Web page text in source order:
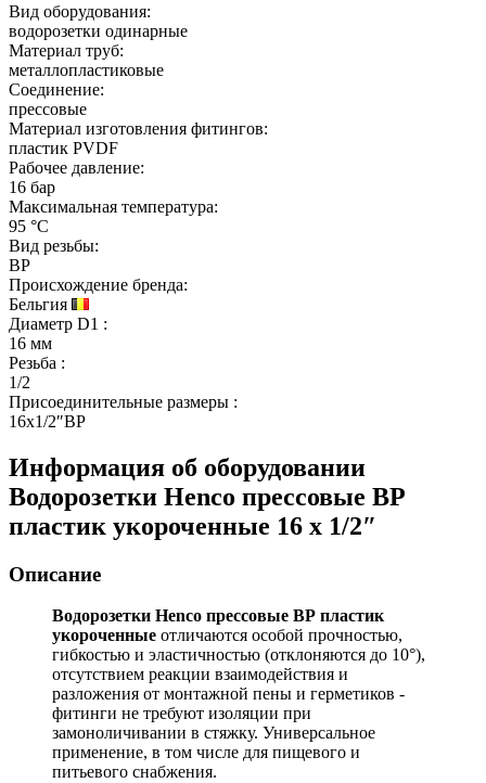
Вид оборудования:
водорозетки одинарные
Материал труб:
металлопластиковые
Соединение:
прессовые
Материал изготовления фитингов:
пластик PVDF
Рабочее давление:
16 бар
Максимальная температура:
95 °C
Вид резьбы:
ВР
Происхождение бренда:
Бельгия
Диаметр D1 :
16 мм
Резьба :
1/2
Присоединительные размеры :
16x1/2″ВР
Информация об оборудовании
Водорозетки Henco прессовые ВР
пластик укороченные 16 x 1/2″
Описание
Водорозетки Henco прессовые ВР пластик
укороченные отличаются особой прочностью,
гибкостью и эластичностью (отклоняются до 10°),
отсутствием реакции взаимодействия и
разложения от монтажной пены и герметиков -
фитинги не требуют изоляции при
замоноличивании в стяжку. Универсальное
применение, в том числе для пищевого и
питьевого снабжения.